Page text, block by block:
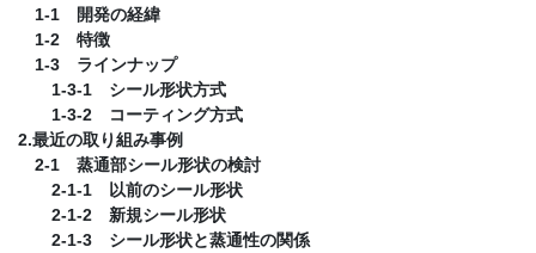
1-1 開発の経緯
1-2 特徴
1-3 ラインナップ
1-3-1 シール形状方式
1-3-2 コーティング方式
2.最近の取り組み事例
2-1 蒸通部シール形状の検討
2-1-1 以前のシール形状
2-1-2 新規シール形状
2-1-3 シール形状と蒸通性の関係